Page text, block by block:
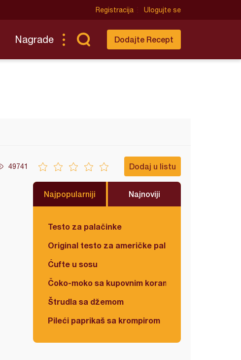
Registracija Ulogujte se
Nagrade Dodajte Recept
49741 Dodaj u listu
Najpopularniji Najnoviji
Testo za palačinke
Original testo za američke palačinke
Ćufte u sosu
Čoko-moko sa kupovnim korama
Štrudla sa džemom
Pileći paprikaš sa krompirom